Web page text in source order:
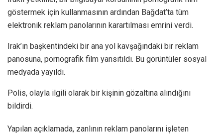
göstermek için kullanmasının ardından Bağdat’ta tüm
elektronik reklam panolarının karartılması emrini verdi.
Irak’ın başkentindeki bir ana yol kavşağındaki bir reklam
panosuna, pornografik film yansıtıldı. Bu görüntüler sosyal
medyada yayıldı.
Polis, olayla ilgili olarak bir kişinin gözaltına alındığını
bildirdi.
Yapılan açıklamada, zanlının reklam panolarını işleten